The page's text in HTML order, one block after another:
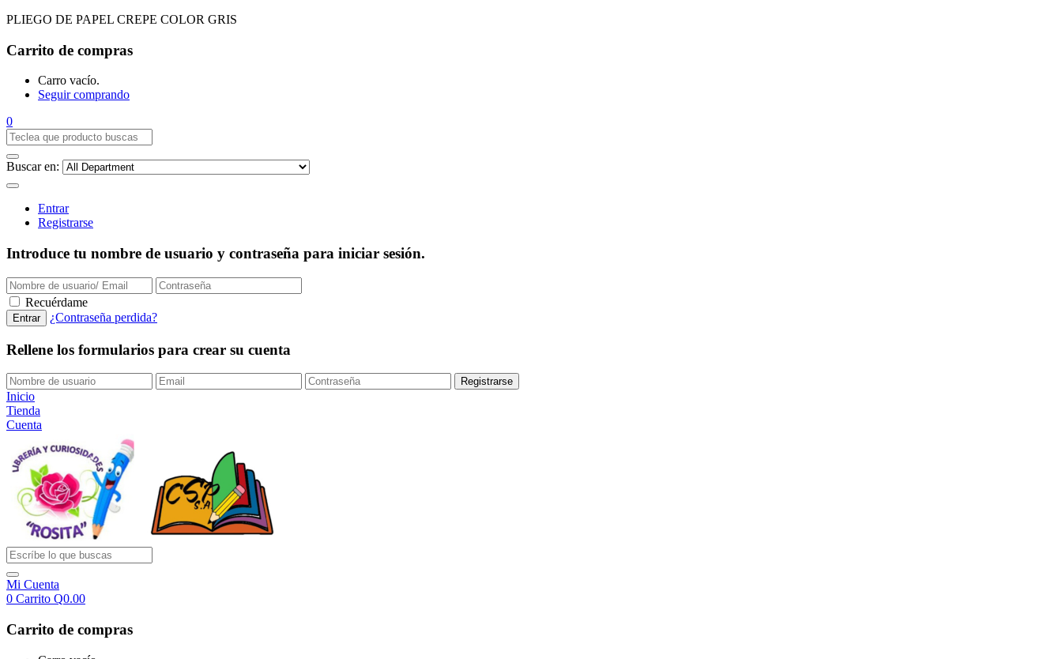
PLIEGO DE PAPEL CREPE COLOR GRIS
Carrito de compras
Carro vacío.
Seguir comprando
0
Buscar en:
Entrar
Registrarse
Introduce tu nombre de usuario y contraseña para iniciar sesión.
Recuérdame
¿Contraseña perdida?
Rellene los formularios para crear su cuenta
Inicio
Tienda
Cuenta
Mi Cuenta
0 Carrito Q0.00
Carrito de compras